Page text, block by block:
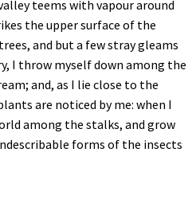
teems with vapour around
the upper surface of the
and but a few stray gleams
I throw myself down among the
and, as I lie close to the
are noticed by me: when I
among the stalks, and grow
forms of the insects